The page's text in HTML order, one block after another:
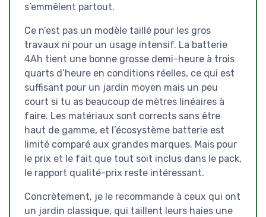
s’emmêlent partout.
Ce n’est pas un modèle taillé pour les gros
travaux ni pour un usage intensif. La batterie
4Ah tient une bonne grosse demi-heure à trois
quarts d’heure en conditions réelles, ce qui est
suffisant pour un jardin moyen mais un peu
court si tu as beaucoup de mètres linéaires à
faire. Les matériaux sont corrects sans être
haut de gamme, et l’écosystème batterie est
limité comparé aux grandes marques. Mais pour
le prix et le fait que tout soit inclus dans le pack,
le rapport qualité-prix reste intéressant.
Concrètement, je le recommande à ceux qui ont
un jardin classique, qui taillent leurs haies une